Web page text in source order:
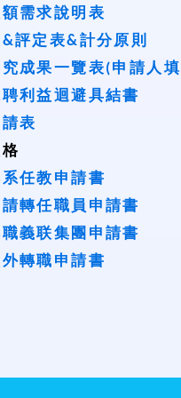
需求說明表
評定表&計分原則
成果一覽表(申請人
利益迴避具結書
表
任教申請書
轉任職員申請書
義联集團申請書
轉職申請書